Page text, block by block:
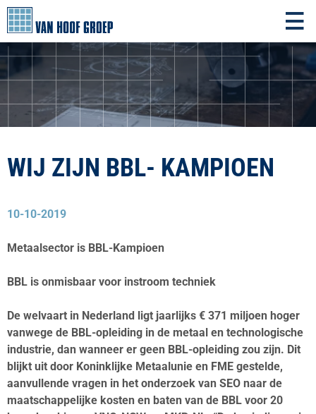
WIJ ZIJN BBL- KAMPIOEN
10-10-2019
Metaalsector is BBL-Kampioen
BBL is onmisbaar voor instroom techniek
De welvaart in Nederland ligt jaarlijks € 371 miljoen hoger
vanwege de BBL-opleiding in de metaal en technologische
industrie, dan wanneer er geen BBL-opleiding zou zijn. Dit
blijkt uit door Koninklijke Metaalunie en FME gestelde,
aanvullende vragen in het onderzoek van SEO naar de
maatschappelijke kosten en baten van de BBL voor 20